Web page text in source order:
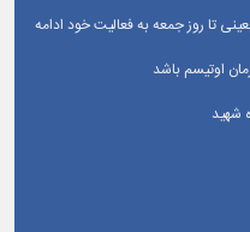
تا روز جمعه به فعالیت خود ادامه
اوتیسم باشد
شهید